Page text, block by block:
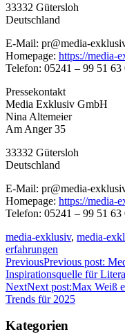
33332 Gütersloh
Deutschland
E-Mail: pr@media-
Homepage: https://media-
Telefon: 05241 – 99 51 63
Pressekontakt
Media Exklusiv GmbH
Nina Altemeier
Am Anger 35
33332 Gütersloh
Deutschland
E-Mail: pr@media-
Homepage: https://media-
Telefon: 05241 – 99 51 63
media-exklusiv, media-
erfahrungen
PreviousPrevious post:
Inspirationsquelle für
NextNext post:Max Weiß
Trends für 2025
Kategorien